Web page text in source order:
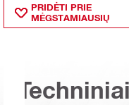
PRIDĖTI PRIE
MĖGSTAMIAUSIŲ